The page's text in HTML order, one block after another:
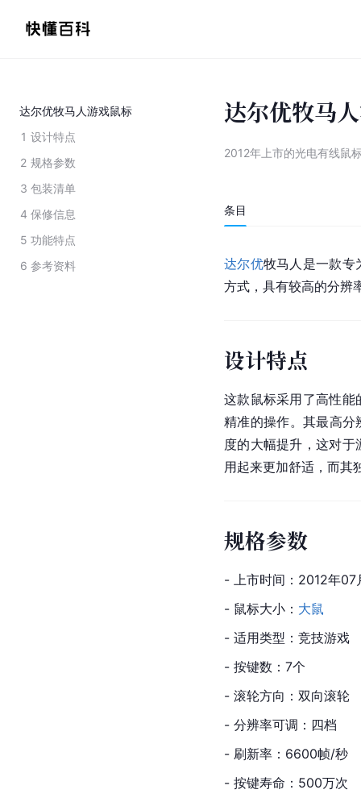
达尔优牧马人游戏鼠标
1 设计特点
2 规格参数
3 包装清单
4 保修信息
5 功能特点
6 参考资料
达尔优牧马
2012年上市的光电有线鼠
条目
达尔优牧马人是一款专
方式，具有较高的分辨
设计特点
这款鼠标采用了高性能
精准的操作。其最高
度的大幅提升，这对
用起来更加舒适，而其
规格参数
- 上市时间：2012年07
- 鼠标大小： 大鼠
- 适用类型：竞技游戏
- 按键数：7个
- 滚轮方向：双向滚轮
- 分辨率可调：四档
- 刷新率：6600帧/秒
- 按键寿命：500万次